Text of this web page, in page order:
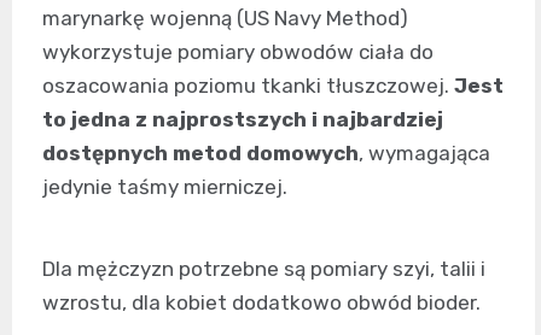
marynarkę wojenną (US Navy Method)
wykorzystuje pomiary obwodów ciała do
oszacowania poziomu tkanki tłuszczowej. Jest
to jedna z najprostszych i najbardziej
dostępnych metod domowych, wymagająca
jedynie taśmy mierniczej.
Dla mężczyzn potrzebne są pomiary szyi, talii i
wzrostu, dla kobiet dodatkowo obwód bioder.